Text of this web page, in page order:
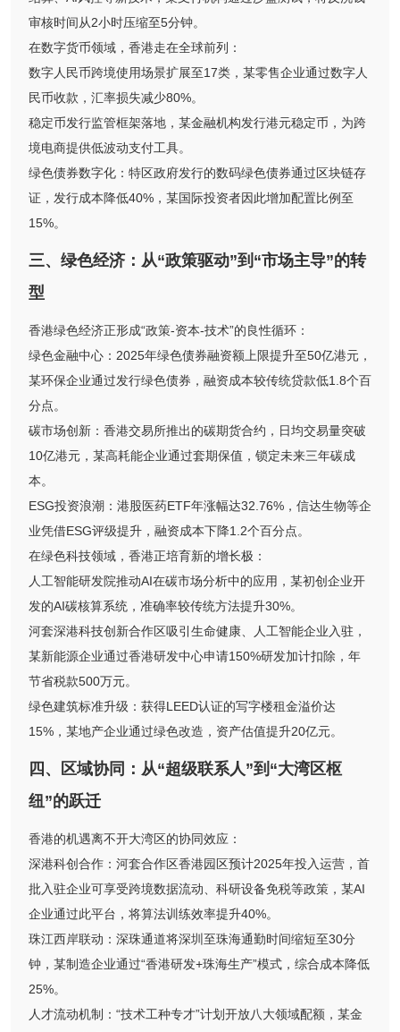
审核时间从2小时压缩至5分钟。
在数字货币领域，香港走在全球前列：
数字人民币跨境使用场景扩展至17类，某零售企业通过数字人
民币收款，汇率损失减少80%。
稳定币发行监管框架落地，某金融机构发行港元稳定币，为跨
境电商提供低波动支付工具。
绿色债券数字化：特区政府发行的数码绿色债券通过区块链存
证，发行成本降低40%，某国际投资者因此增加配置比例至
15%。
三、绿色经济：从“政策驱动”到“市场主导”的转
型
香港绿色经济正形成“政策-资本-技术”的良性循环：
绿色金融中心：2025年绿色债券融资额上限提升至50亿港元，
某环保企业通过发行绿色债券，融资成本较传统贷款低1.8个百
分点。
碳市场创新：香港交易所推出的碳期货合约，日均交易量突破
10亿港元，某高耗能企业通过套期保值，锁定未来三年碳成
本。
ESG投资浪潮：港股医药ETF年涨幅达32.76%，信达生物等企
业凭借ESG评级提升，融资成本下降1.2个百分点。
在绿色科技领域，香港正培育新的增长极：
人工智能研发院推动AI在碳市场分析中的应用，某初创企业开
发的AI碳核算系统，准确率较传统方法提升30%。
河套深港科技创新合作区吸引生命健康、人工智能企业入驻，
某新能源企业通过香港研发中心申请150%研发加计扣除，年
节省税款500万元。
绿色建筑标准升级：获得LEED认证的写字楼租金溢价达
15%，某地产企业通过绿色改造，资产估值提升20亿元。
四、区域协同：从“超级联系人”到“大湾区枢
纽”的跃迁
香港的机遇离不开大湾区的协同效应：
深港科创合作：河套合作区香港园区预计2025年投入运营，首
批入驻企业可享受跨境数据流动、科研设备免税等政策，某AI
企业通过此平台，将算法训练效率提升40%。
珠江西岸联动：深珠通道将深圳至珠海通勤时间缩短至30分
钟，某制造企业通过“香港研发+珠海生产”模式，综合成本降低
25%。
人才流动机制：“技术工种专才”计划开放八大领域配额，某金